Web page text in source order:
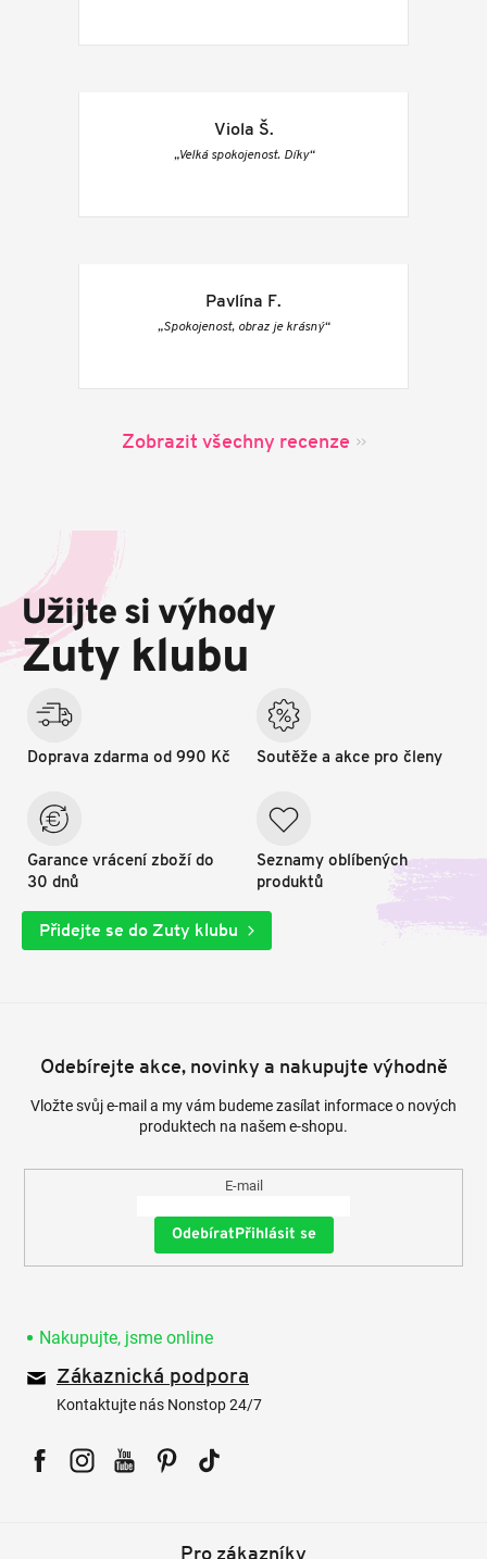
Viola Š.
„Velká spokojenost. Díky“
Pavlína F.
„Spokojenost, obraz je krásný“
Zobrazit všechny recenze
a
í
Užijte si výhody
Zuty klubu
Doprava zdarma od 990 Kč
Garance vrácení zboží do
30 dnů
Soutěže a akce pro členy
Seznamy oblíbených
produktů
Přidejte se do Zuty klubu
Odebírejte akce, novinky a nakupujte výhodně
Vložte svůj e-mail a my vám budeme zasílat informace o nových
produktech na našem e-shopu.
E-mail
Přihlásit se
Nakupujte, jsme online
Zákaznická podpora
Kontaktujte nás Nonstop 24/7
Pro zákazníky